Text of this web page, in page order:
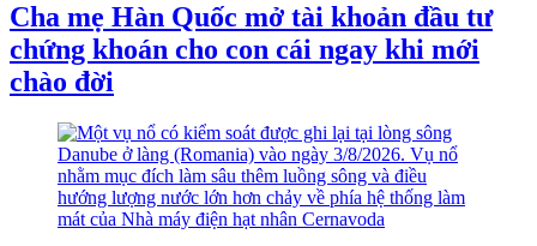
Cha mẹ Hàn Quốc mở tài khoản đầu tư
chứng khoán cho con cái ngay khi mới
chào đời